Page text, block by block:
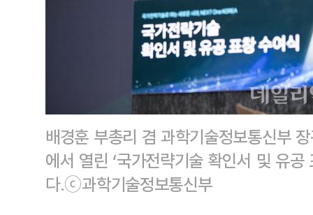
배경훈 부총리 겸 과학기술정보통신부
에서 열린 ‘국가전략기술 확인서 및 유
다.ⓒ과학기술정보통신부